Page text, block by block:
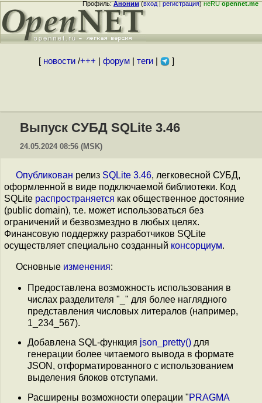
Профиль:Аноним(вход|регистрация)неRUopennet.me
[ новости/+++ форум| теги| ]
Выпуск СУБД SQLite 3.46
24.05.2024 08:56 (MSK)
Опубликован релиз SQLite 3.46, легковесной СУБД,
оформленной в виде подключаемой библиотеки. Код
SQLite распространяется как общественное достояние
(public domain), т.е. может использоваться без
ограничений и безвозмездно в любых целях.
Финансовую поддержку разработчиков SQLite
осуществляет специально созданный консорциум.
Основные изменения:
Предоставлена возможность использования в
числах разделителя "_" для более наглядного
представления числовых литералов (например,
1_234_567).
Добавлена SQL-функция json_pretty() для
генерации более читаемого вывода в формате
JSON, отформатированного c использованием
выделения блоков отступами.
Расширены возможности операции "PRAGMA